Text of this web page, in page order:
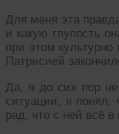
Для меня эта
и какую глупость
при этом
Патрисией
Да, я до сих пор не
ситуации, я
рад, что с ней всё